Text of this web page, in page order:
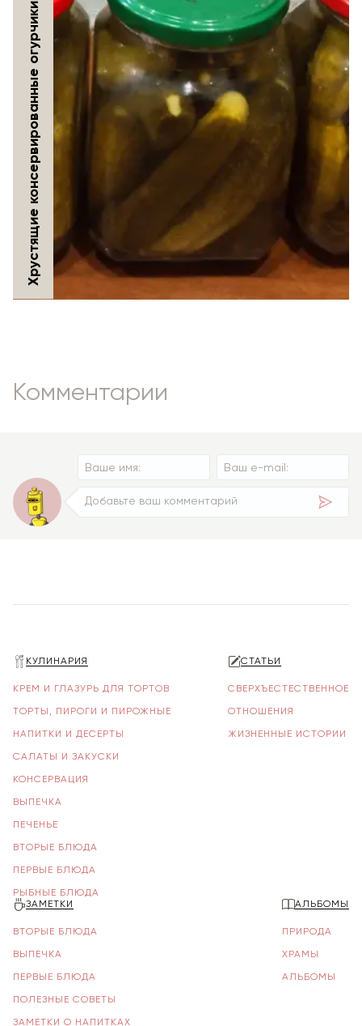
Хрустящие консервированные огурчики
Комментарии
КУЛИНАРИЯ
КРЕМ И ГЛАЗУРЬ ДЛЯ ТОРТОВ
ТОРТЫ, ПИРОГИ И ПИРОЖНЫЕ
НАПИТКИ И ДЕСЕРТЫ
САЛАТЫ И ЗАКУСКИ
КОНСЕРВАЦИЯ
ВЫПЕЧКА
ПЕЧЕНЬЕ
ВТОРЫЕ БЛЮДА
ПЕРВЫЕ БЛЮДА
РЫБНЫЕ БЛЮДА
СТАТЬИ
СВЕРХЪЕСТЕСТВЕННОЕ
ОТНОШЕНИЯ
ЖИЗНЕННЫЕ ИСТОРИИ
ЗАМЕТКИ
ВТОРЫЕ БЛЮДА
ВЫПЕЧКА
ПЕРВЫЕ БЛЮДА
ПОЛЕЗНЫЕ СОВЕТЫ
ЗАМЕТКИ О НАПИТКАХ
АЛЬБОМЫ
ПРИРОДА
ХРАМЫ
АЛЬБОМЫ